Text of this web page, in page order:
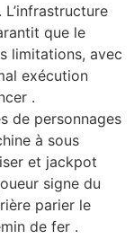
que le
limitations, avec
exécution
.
de personnages
à sous
et jackpot
signe du
parier le
de fer .